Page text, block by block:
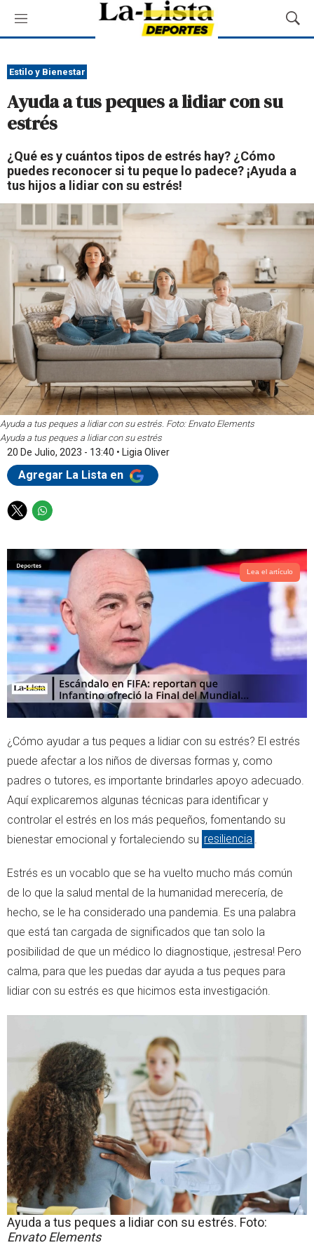
M
e
ú
M
o
q
e
d
a
Estilo y Bienestar
Ayuda a tus peques a lidiar con su
estrés
¿Qué es y cuántos tipos de estrés hay? ¿Cómo
puedes reconocer si tu peque lo padece? ¡Ayuda a
tus hijos a lidiar con su estrés!
Ayuda a tus peques a lidiar con su estrés. Foto: Envato Elements
Ayuda a tus peques a lidiar con su estrés
20 De Julio, 2023 - 13:40 • Ligia Oliver
Agregar La Lista en
T
i
t
t
e
r
W
a
t
s
a
p
p
Lea el artículo
¿Cómo ayudar a tus peques a lidiar con su estrés? El estrés
puede afectar a los niños de diversas formas y, como
padres o tutores, es importante brindarles apoyo adecuado.
Aquí explicaremos algunas técnicas para identificar y
controlar el estrés en los más pequeños, fomentando su
bienestar emocional y fortaleciendo su resiliencia
Estrés es un vocablo que se ha vuelto mucho más común
de lo que la salud mental de la humanidad merecería, de
hecho, se le ha considerado una pandemia. Es una palabra
que está tan cargada de significados que tan solo la
posibilidad de que un médico lo diagnostique, ¡estresa! Pero
calma, para que les puedas dar ayuda a tus peques para
lidiar con su estrés es que hicimos esta investigación.
Ayuda a tus peques a lidiar con su estrés. Foto:
Envato Elements